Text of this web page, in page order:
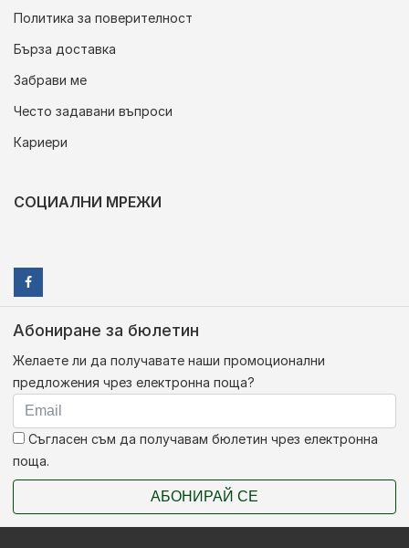
Политика за поверителност
Бърза доставка
Забрави ме
Често задавани въпроси
Кариери
СОЦИАЛНИ МРЕЖИ
Абониране за бюлетин
Желаете ли да получавате наши промоционални
предложения чрез електронна поща?
Съгласен съм да получавам бюлетин чрез електронна
поща.
АБОНИРАЙ СЕ